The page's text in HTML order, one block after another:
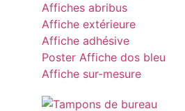
Affiches abribus
Affiche extérieure
Affiche adhésive
Poster Affiche dos bleu
Affiche sur-mesure